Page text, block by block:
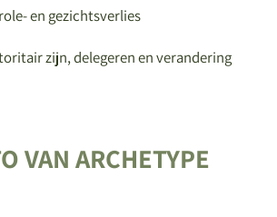
en gezichtsverlies
zijn, delegeren en verandering
VAN ARCHETYPE